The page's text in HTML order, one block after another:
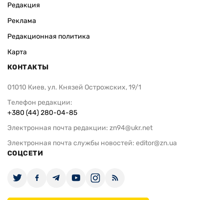
Редакция
Реклама
Редакционная политика
Карта
КОНТАКТЫ
01010 Киев, ул. Князей Острожских, 19/1
Телефон редакции:
+380 (44) 280-04-85
Электронная почта редакции: zn94@ukr.net
Электронная почта службы новостей: editor@zn.ua
СОЦСЕТИ